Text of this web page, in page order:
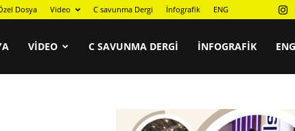
Dosya Video C savunma Dergi İnfografik ENG
VIDEO C SAVUNMA DERGI İNFOGRAFIK ENG